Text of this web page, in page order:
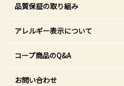
品質保証の取り組み
アレルギー表示について
コープ商品のQ&A
お問い合わせ